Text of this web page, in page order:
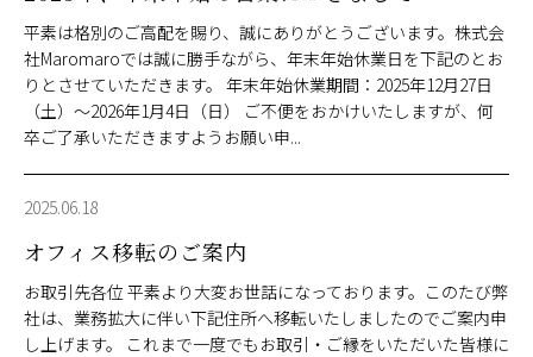
平素は格別のご高配を賜り、誠にありがとうございます。株式会
社Maromaroでは誠に勝手ながら、年末年始休業日を下記のとお
りとさせていただきます。 年末年始休業期間：2025年12月27日
（土）～2026年1月4日（日） ご不便をおかけいたしますが、何
卒ご了承いただきますようお願い申...
2025.06.18
オフィス移転のご案内
お取引先各位 平素より大変お世話になっております。このたび弊
社は、業務拡大に伴い下記住所へ移転いたしましたのでご案内申
し上げます。 これまで一度でもお取引・ご縁をいただいた皆様に